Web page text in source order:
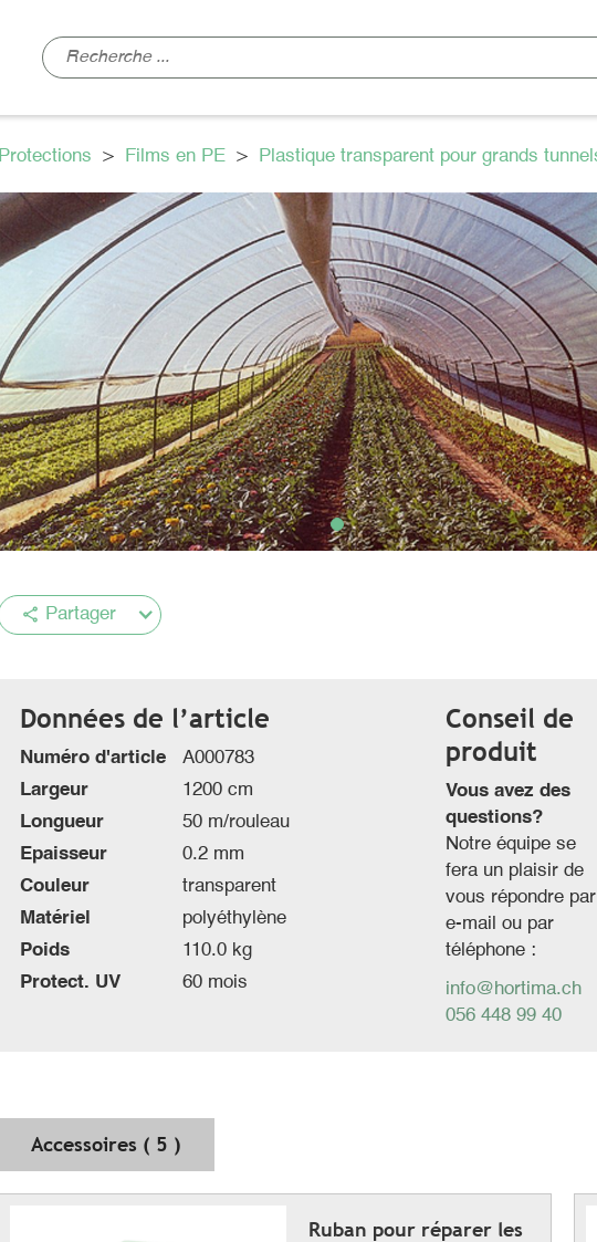
Protections > Films en PE > Plastique transparent pour grands
share Partager
Données de l’article
Numéro d'article
A000783
Largeur
1200 cm
Longueur
50 m/rouleau
Epaisseur
0.2 mm
Couleur
transparent
Matériel
polyéthylène
Poids
110.0 kg
Protect. UV
60 mois
Conseil de
produit
Vous avez des
questions?
Notre équipe se
fera un plaisir de
vous répondre par
e-mail ou par
téléphone :
info@hortima.ch
056 448 99 40
Accessoires ( 5 )
Ruban pour réparer les